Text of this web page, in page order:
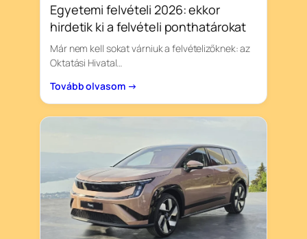
Egyetemi felvételi 2026: ekkor
hirdetik ki a felvételi ponthatárokat
Már nem kell sokat várniuk a felvételizőknek: az
Oktatási Hivatal…
Tovább olvasom →